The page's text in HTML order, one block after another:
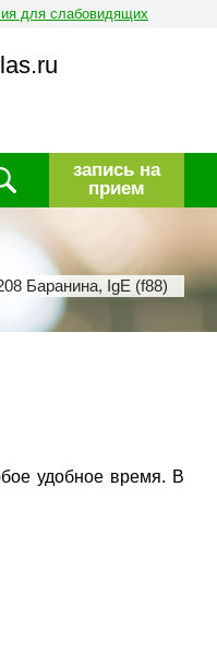
для слабовидящих
запись на
прием
Баранина, IgE (f88)
удобное время. В